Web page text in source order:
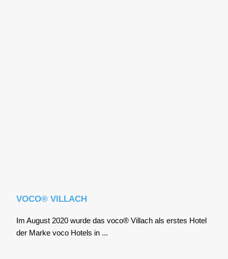
VOCO® VILLACH
Im August 2020 wur­de das voco® Vil­lach als ers­tes Hotel
der Mar­ke voco Hotels in ...